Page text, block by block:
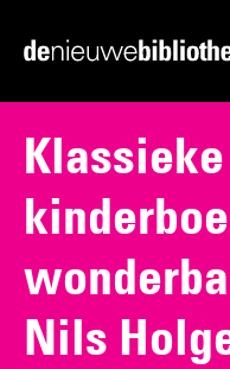
direct
content
direct
footer
Ga
homepagina
Klassieke
Nils